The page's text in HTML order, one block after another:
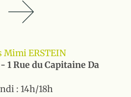
Mimi ERSTEIN
- 1 Rue du Capitaine Da
: 14h/18h